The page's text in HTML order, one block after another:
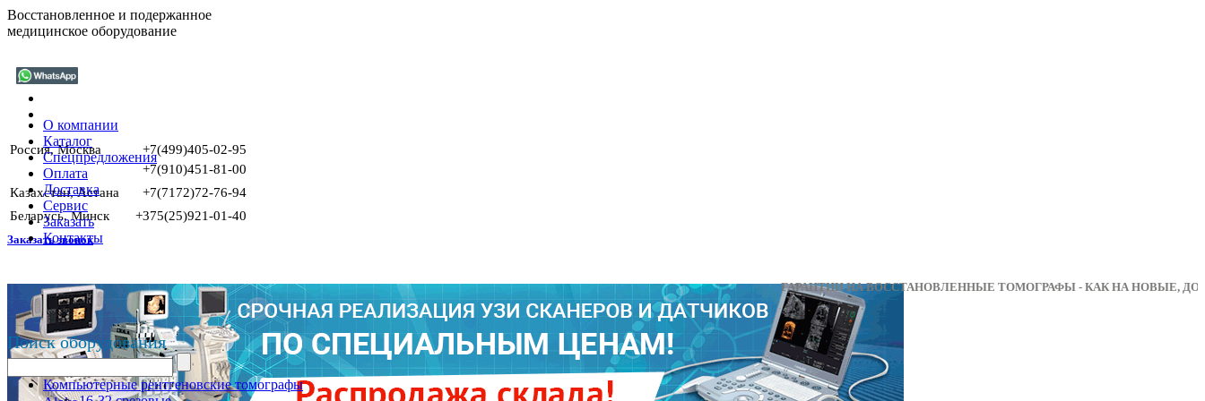
Восстановленное и подержанное
медицинское оборудование
Россия, Москва
+7(499)405-02-95
+7(910)451-81-00
Казахстан, Астана
+7(7172)72-76-94
Беларусь, Минск
+375(25)921-01-40
Заказать звонок
ГАРАНТИИ НА ВОССТАНОВЛЕННЫЕ ТОМОГРАФЫ - КАК
О компании
Каталог
Спецпредложения
Оплата
Доставка
Сервис
Заказать
Контакты
Поиск оборудования
Компьютерные рентгеновские томографы